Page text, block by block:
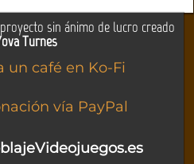
sin ánimo de lucro creado
Turnes
un café en Ko-Fi
vía PayPal